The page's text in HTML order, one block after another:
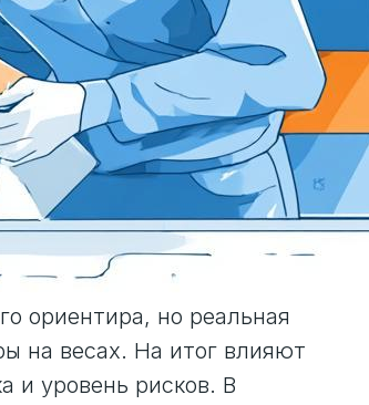
ориентира, но реальная
на весах. На итог влияют
и уровень рисков. В